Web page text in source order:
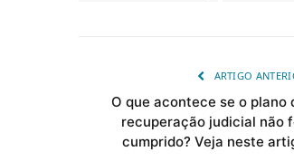
ARTIGO
O que acontece se o plano
recuperação judicial não
cumprido? Veja neste